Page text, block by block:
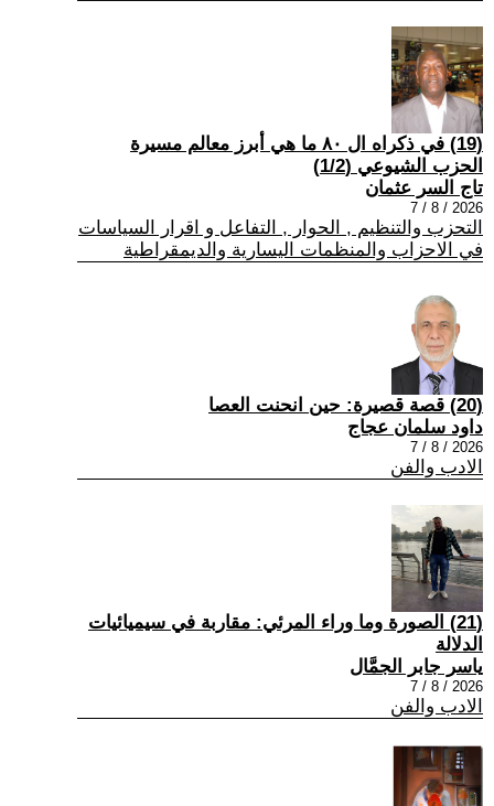
(19) في ذكراه ال ٨٠ ما هي أبرز معالم مسيرة
الحزب الشيوعي (1/2)
تاج السر عثمان
2026 / 8 / 7
التحزب والتنظيم , الحوار , التفاعل و اقرار السياسات
في الاحزاب والمنظمات اليسارية والديمقراطية
(20) قصة قصيرة: حين انحنت العصا
داود سلمان عجاج
2026 / 8 / 7
الادب والفن
(21) الصورة وما وراء المرئي: مقاربة في سيميائيات
الدلالة
ياسر جابر الجمَّال
2026 / 8 / 7
الادب والفن